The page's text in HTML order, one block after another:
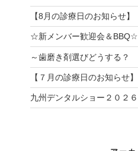
【8月の診療日のお知らせ】
☆新メンバー歓迎会＆BBQ☆
～歯磨き剤選びどうする？
【７月の診療日のお知らせ】
九州デンタルショー２０２